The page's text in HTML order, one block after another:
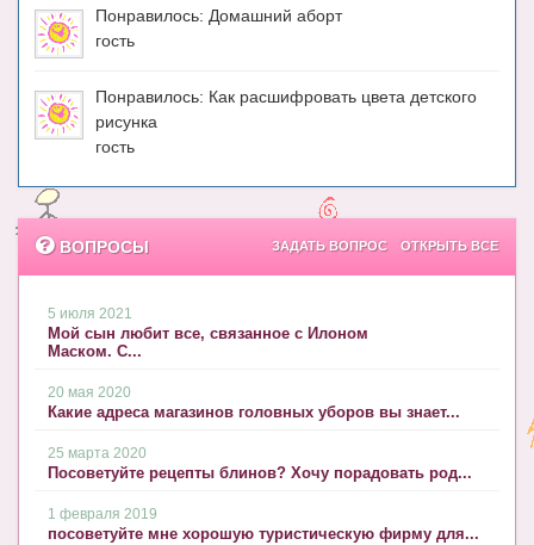
Понравилось: Домашний аборт
гость
Понравилось: Как расшифровать цвета детского
рисунка
гость
ВОПРОСЫ ОТКРЫТЬ ВСЕ
ЗАДАТЬ ВОПРОС
5 июля 2021
Мой сын любит все, связанное с Илоном
Маском. С...
20 мая 2020
Какие адреса магазинов головных уборов вы знает...
25 марта 2020
Посоветуйте рецепты блинов? Хочу порадовать род...
1 февраля 2019
посоветуйте мне хорошую туристическую фирму для...